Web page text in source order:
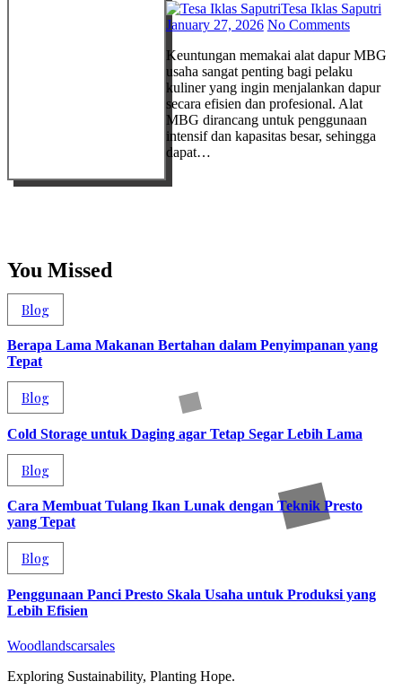
Tesa Iklas Saputri
January 27, 2026 No Comments
Keuntungan memakai alat dapur MBG
usaha sangat penting bagi pelaku
kuliner yang ingin menjalankan dapur
secara efisien dan profesional. Alat
MBG dirancang untuk penggunaan
intensif dan kapasitas besar, sehingga
dapat…
You Missed
Blog
Berapa Lama Makanan Bertahan dalam Penyimpanan yang
Tepat
Blog
Cold Storage untuk Daging agar Tetap Segar Lebih Lama
Blog
Cara Membuat Tulang Ikan Lunak dengan Teknik Presto
yang Tepat
Blog
Penggunaan Panci Presto Skala Usaha untuk Produksi yang
Lebih Efisien
Woodlandscarsales
Exploring Sustainability, Planting Hope.